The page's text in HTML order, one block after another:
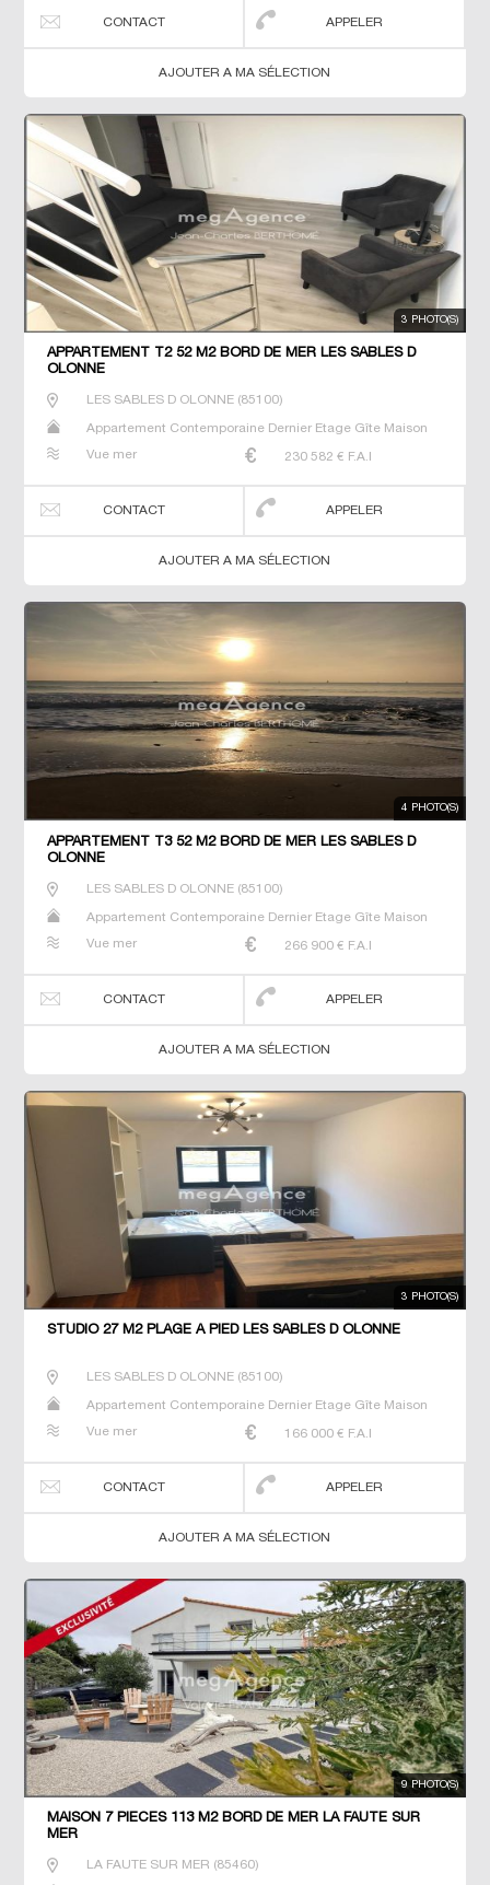
CONTACT APPELER
AJOUTER A MA SÉLECTION
3 PHOTO(S)
APPARTEMENT T2 52 M2 BORD DE MER LES SABLES D
OLONNE
LES SABLES D OLONNE(85100)
Appartement Contemporaine Dernier Etage Gîte Maison
Vue mer
230 582 € F.A.I
CONTACT APPELER
AJOUTER A MA SÉLECTION
4 PHOTO(S)
APPARTEMENT T3 52 M2 BORD DE MER LES SABLES D
OLONNE
LES SABLES D OLONNE(85100)
Appartement Contemporaine Dernier Etage Gîte Maison
Vue mer
266 900 € F.A.I
CONTACT APPELER
AJOUTER A MA SÉLECTION
3 PHOTO(S)
STUDIO 27 M2 PLAGE À PIED LES SABLES D OLONNE
LES SABLES D OLONNE(85100)
Appartement Contemporaine Dernier Etage Gîte Maison
Vue mer
166 000 € F.A.I
CONTACT APPELER
AJOUTER A MA SÉLECTION
9 PHOTO(S)
MAISON 7 PIECES 113 M2 BORD DE MER LA FAUTE SUR
MER
LA FAUTE SUR MER (85460)